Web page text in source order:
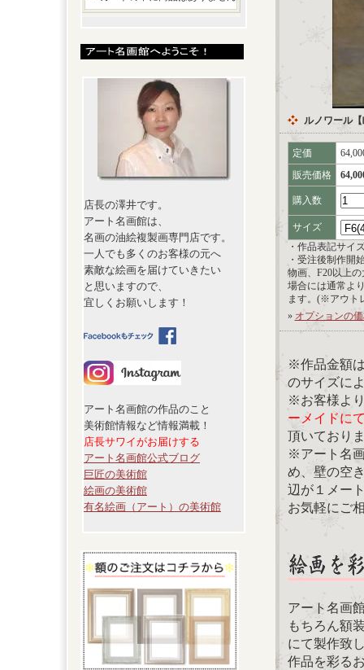
店長の澤井です。
アート名画館は、
名画の油絵複製画専門店です。
一人でも多くのお客様の元へ
素敵な絵画を届けていきたい
と思いますので、
宜しくお願いします！
アート名画館の作品のこと
美術館情報など情報満載！
店長サワイがお届けする
アート名画館公式ブログ
巨匠の美術館
絵画の美術館
有名絵画（アート）の美術館
ルノワール
定価
販売価格
購入数
サイズ
・作品表記サイ
・受注後制作開
物画、F20以上
場合には通常よ
ます。(※アウト
» オプションの
※作品金額
のサイズに
※お客様よ
ーメイドに
頂いており
※アート名
め、壁の空
辺が１メー
お気軽にご
アート名画
もちろん額
にて製作致
作品を彩る